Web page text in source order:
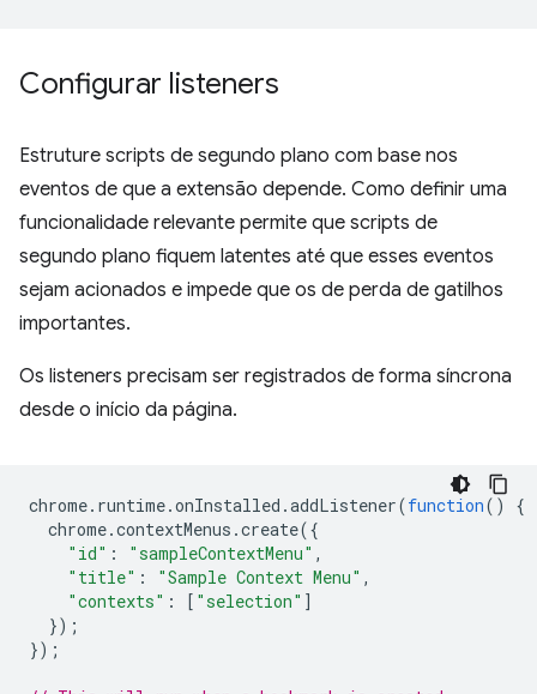
Configurar listeners
Estruture scripts de segundo plano com base nos
eventos de que a extensão depende. Como definir uma
funcionalidade relevante permite que scripts de
segundo plano fiquem latentes até que esses eventos
sejam acionados e impede que os de perda de gatilhos
importantes.
Os listeners precisam ser registrados de forma síncrona
desde o início da página.
chrome. runtime.onInstalled .addListener(function()
{
chrome.contextMenus .create({
"id" : "sampleContextMenu" ,
"title" : "Sample Context Menu" ,
"contexts" : [ "selection" ]
});
});